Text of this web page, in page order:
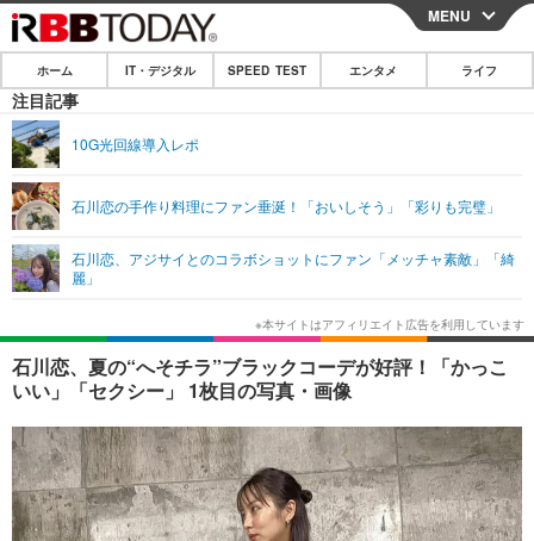
CLOSE
ホーム
IT・デジタル
ショッピング その他
SPEED TEST
エンタメ
エンタメTOP
韓国・芸能
音楽 スポーツ
ショッピング その他
ライフ
ライフTOP グルメ
ペット ショッピング
その他
リリース一覧
プッシュ通知の停止方法
MENU
ホーム IT・デジタル SPEED TEST エンタメ ライフ
注目記事
10G光回線導入レポ
石川恋の手作り料理にファン垂涎！「おいしそう」「彩りも完璧」
石川恋、アジサイとのコラボショットにファン「メッチャ素敵」「綺
麗」
石川恋、夏の“へそチラ”ブラックコーデが好評！「かっこ
いい」「セクシー」 1枚目の写真・画像